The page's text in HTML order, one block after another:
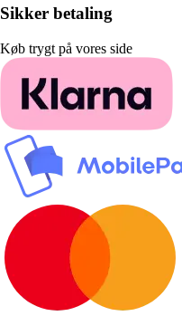
Sikker betaling
Køb trygt på vores side